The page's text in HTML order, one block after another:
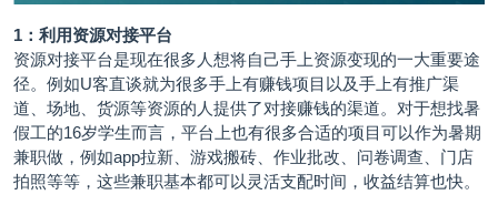
1：利用资源对接平台
资源对接平台是现在很多人想将自己手上资源变现的一大重要途
径。例如U客直谈就为很多手上有赚钱项目以及手上有推广渠
道、场地、货源等资源的人提供了对接赚钱的渠道。对于想找暑
假工的16岁学生而言，平台上也有很多合适的项目可以作为暑期
兼职做，例如app拉新、游戏搬砖、作业批改、问卷调查、门店
拍照等等，这些兼职基本都可以灵活支配时间，收益结算也快。